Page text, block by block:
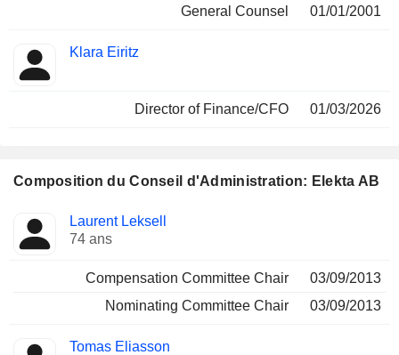
General Counsel
01/01/2001
Klara Eiritz
Director of Finance/CFO 01/03/2026
Composition du Conseil d'Administration: Elekta AB
Administrateur Comités
Laurent Leksell
74 ans
Compensation Committee Chair
03/09/2013
Nominating Committee Chair
03/09/2013
Tomas Eliasson